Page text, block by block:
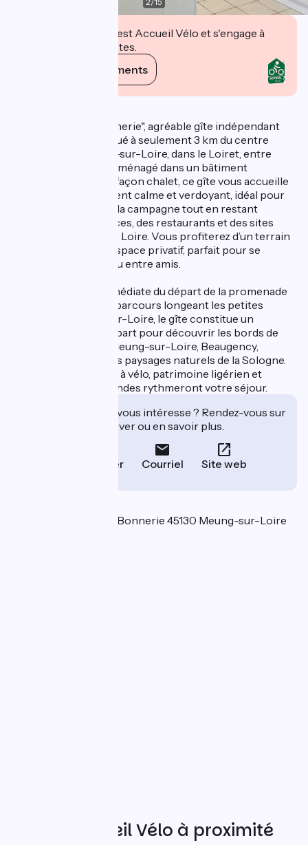
Cet établissement est Accueil Vélo et s'engage à
accueillir des cyclistes.
Voir ses engagements
Bienvenue à "La Bonnerie", agréable gîte indépendant
pour 4 personnes situé à seulement 3 km du centre
historique de Meung-sur-Loire, dans le Loiret, entre
Beauce et Sologne. Aménagé dans un bâtiment
entièrement rénové façon chalet, ce gîte vous accueille
dans un environnement calme et verdoyant, idéal pour
un séjour reposant à la campagne tout en restant
proche des commerces, des restaurants et des sites
touristiques du Val de Loire. Vous profiterez d’un terrain
clos et arboré avec espace privatif, parfait pour se
détendre en famille ou entre amis.
Situé à proximité immédiate du départ de la promenade
des Mauves, célèbre parcours longeant les petites
rivières de Meung-sur-Loire, le gîte constitue un
excellent point de départ pour découvrir les bords de
Loire, le château de Meung-sur-Loire, Beaugency,
Orléans ou encore les paysages naturels de la Sologne.
Randonnées, balades à vélo, patrimoine ligérien et
découvertes gourmandes rythmeront votre séjour.
Cet établissement vous intéresse ? Rendez-vous sur
leur site pour réserver ou en savoir plus.
Téléphoner Courriel Site web
135 Route de Clan La Bonnerie 45130 Meung-sur-Loire
Autres Accueil Vélo à proximité